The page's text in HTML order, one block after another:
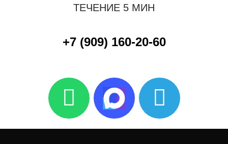
ТЕЧЕНИЕ 5 МИН
+7 (909) 160-20-60
W
h
a
T
e
l